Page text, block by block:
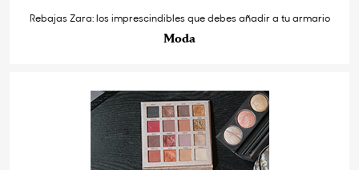
Rebajas Zara: los imprescindibles que debes añadir a tu armario
Moda